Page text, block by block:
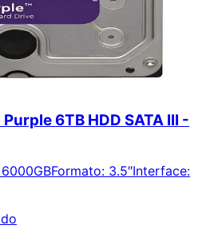
6TB HDD SATA III -
6000GBFormato: 3.5″Interface: